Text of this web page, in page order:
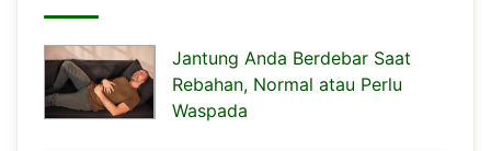
Jantung Anda Berdebar Saat
Rebahan, Normal atau Perlu
Waspada